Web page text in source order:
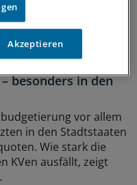
besonders in den
vor allem
in den Stadtstaaten
Wie stark die
KVen ausfällt, zeigt
Akzeptieren